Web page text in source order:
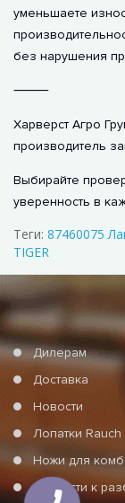
уменьшаете
без нарушения
⸻
Харверст Агро
производитель
Выбирайте
уверенность в
Теги: 87460075
TIGER
Дилерам
Доставка
Новости
Лопатки Rauch
Ножи для
Запчасти к разбрасывателям